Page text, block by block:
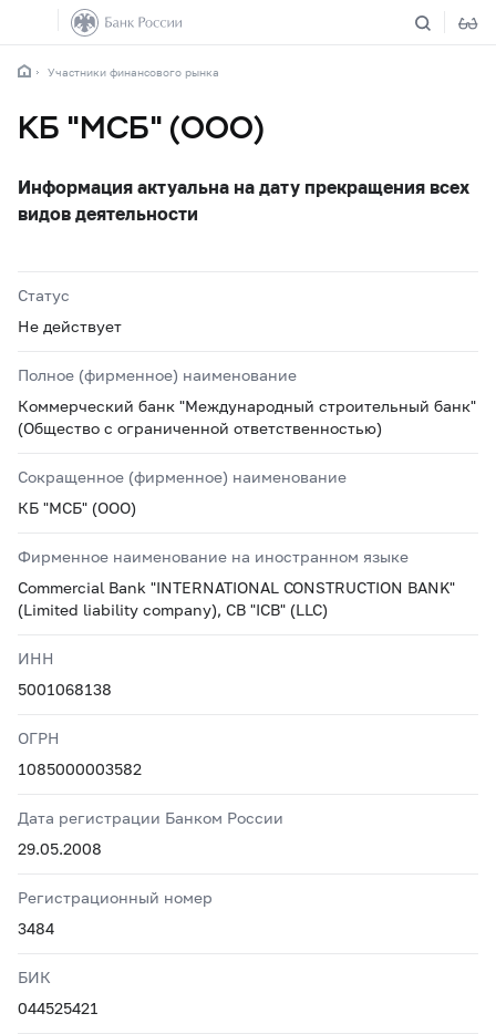
Участники финансового рынка
КБ "МСБ" (ООО)
Информация актуальна на дату прекращения всех
видов деятельности
Статус
Не действует
Полное (фирменное) наименование
Коммерческий банк "Международный строительный банк"
(Общество с ограниченной ответственностью)
Сокращенное (фирменное) наименование
КБ "МСБ" (ООО)
Фирменное наименование на иностранном языке
Commercial Bank "INTERNATIONAL CONSTRUCTION BANK"
(Limited liability company), CB "ICB" (LLC)
ИНН
5001068138
ОГРН
1085000003582
Дата регистрации Банком России
29.05.2008
Регистрационный номер
3484
БИК
044525421